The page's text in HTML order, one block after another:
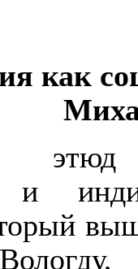
как
и